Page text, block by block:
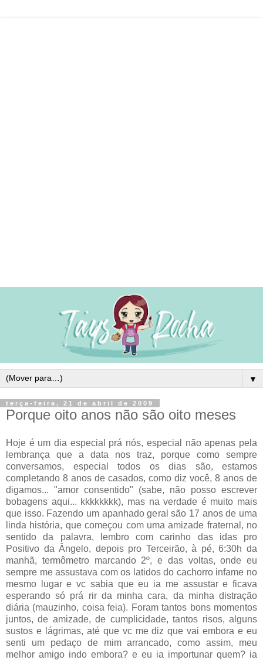
▼
terça-feira, 21 de abril de 2009
Porque oito anos não são oito meses
Hoje é um dia especial prá nós, especial não apenas pela
lembrança que a data nos traz, porque como sempre
conversamos, especial todos os dias são, estamos
completando 8 anos de casados, como diz você, 8 anos de
digamos... "amor consentido" (sabe, não posso escrever
bobagens aqui... kkkkkkkk), mas na verdade é muito mais
que isso. Fazendo um apanhado geral são 17 anos de uma
linda história, que começou com uma amizade fraternal, no
sentido da palavra, lembro com carinho das idas pro
Positivo da Ângelo, depois pro Terceirão, à pé, 6:30h da
manhã, termômetro marcando 2º, e das voltas, onde eu
sempre me assustava com os latidos do cachorro infame no
mesmo lugar e vc sabia que eu ia me assustar e ficava
esperando só prá rir da minha cara, da minha distração
diária (mauzinho, coisa feia). Foram tantos bons momentos
juntos, de amizade, de cumplicidade, tantos risos, alguns
sustos e lágrimas, até que vc me diz que vai embora e eu
senti um pedaço de mim arrancado, como assim, meu
melhor amigo indo embora? e eu ia importunar quem? ia